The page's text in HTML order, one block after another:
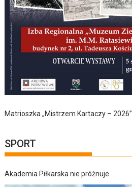
Matrioszka „Mistrzem Kartaczy – 2026”
SPORT
Akademia Piłkarska nie próżnuje